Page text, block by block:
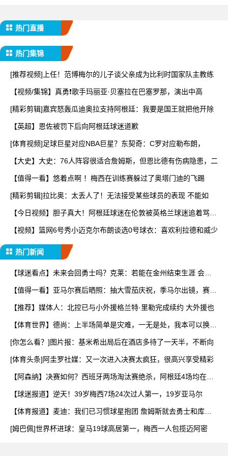
热门直播
热门集锦
[推荐视频]上任！范博梅尔的儿子谈父亲成为比利时国家队主教练
【视频/集锦】真勇❗️歌手玛丽亚·贝塞拉在巴塞罗那，演出中高
[精彩剪辑]嘉宾怒轰瓜迪奥拉支持阿根廷：我要是国王就把他开除
【英超】恩佐被罚下后向阿根廷球迷道歉
[体育视频]足球巨星对应NBA巨星？东契奇：C罗对应勒布朗，
【大史】大史：76人阵容很适合詹姆斯，但恩比德有伤病隐患，二
【值得一看】悠着点啊 ！梅西在训练赛躲过了奥塔门迪的飞踢
[精彩剪辑]拉比奥：太丢人了！无法接受某些球员的表现 不能如
【今日视频】胆子真大！阿根廷球迷在伦敦被英格兰球迷追着骂，
【视频】篮网6号秀小迈克尔布朗谈选0号球衣：喜欢利拉德和威少
热门新闻
【球迷看点】未来会回勇士吗？克莱：若能在金州结束生涯 会是
【值得一看】亚马尔赛后晒照：抽大雪茄庆祝，季马尔出镜，赛中
【推荐】媒体人：北控已与小外援格兰特·里勒完成续约 大外援也
【体育世界】德尚：上半场简单是灾难，一无是处，我本可以换掉
[你怎么看？]图片报：基米希出局后在酒店多待了一天半，不断向
[体育头条]阿圭罗社媒：又一次进入决赛太疯狂，很高兴享受精彩
【阿森纳】决赛如何？西班牙两场淘汰赛绝杀，阿根廷4场均在最
【球迷报道】逆天！39岁梅西7场24次过人第一，19岁亚马尔
【体育报道】麦迪：我们已习惯球星抱团 詹姆斯就去勇士和库里
[姆巴佩]世界杯进球：皇马19球高居第一，梅西一人包揽迈阿密